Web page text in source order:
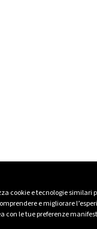
cookie e tecnologie similari
e migliorare
con le tue preferenze